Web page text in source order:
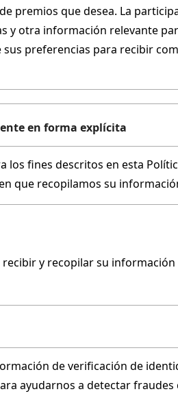
premios que desea. La
y otra información relevante
preferencias para recibir
en forma explícita
fines descritos en esta
que recopilamos su
y recopilar su
de verificación de
ayudarnos a detectar